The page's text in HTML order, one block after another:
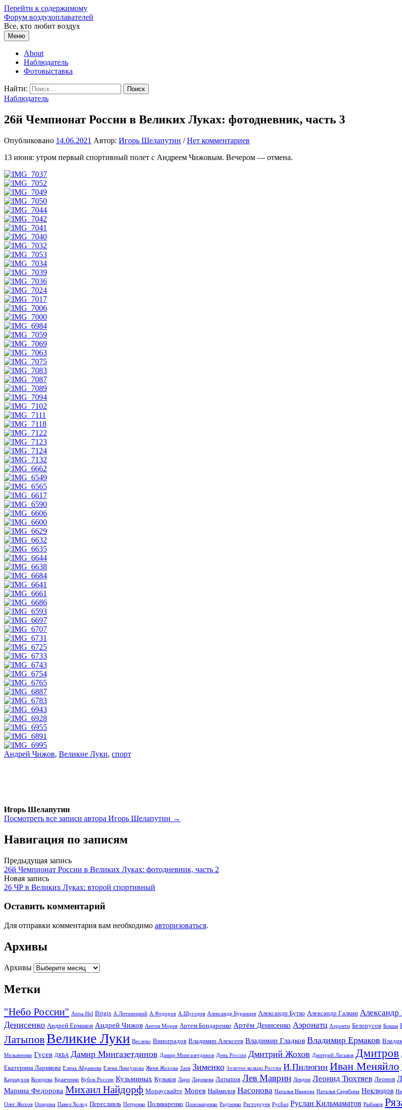
Перейти к содержимому
Форум воздухоплавателей
Все, кто любит воздух
Меню
About
Наблюдатель
Фотовыставка
Найти:
Наблюдатель
26й Чемпионат России в Великих Луках: фотодневник, часть 3
Опубликовано 14.06.2021 Автор: Игорь Шелапутин /Нет комментариев
13 июня: утром первый спортивный полет с Андреем Чижовым. Вечером — отмена.
Андрей Чижов, Великие Луки, спорт
Игорь Шелапутин
Посмотреть все записи автора Игорь Шелапутин →
Навигация по записям
Предыдущая запись
26й Чемпионат России в Великих Луках: фотодневник, часть 2
Новая запись
26 ЧР в Великих Луках: второй спортивный
Оставить комментарий
Для отправки комментария вам необходимо авторизоваться.
Архивы
Архивы
Метки
"Небо России" Anna Hel Brigis А.Литинецкий А.Федоров А.Щугорев Александр Буранцев Александр Бутко Александр Галкин
Денисенко Андрей Ермаков Андрей Чижов Антон Морев Артем Бондаренко Артём Денисенко Аэронатц Аэронтц Белорусов Бокша
ЛатыповВеликие Луки Веслево Виноградов Владимир Алексеев Владимир Гладков Владимир Ермаков
Мельяненко Гусев ДКБА Дамир Мингазетдинов Дамир Мингазетдинов День России Дмитрий Жохов Дмитрий Ласьков Дмитров
Екатерина Ларикова Елена Абрамова Елена Ликсунова Женя Жохова Заев Зименко Золотое кольцо России И.Пилюгин Иван Меняйло
Карнаухов Козорева Кравченко Кубок России Кузьминых Кульков Лари Ларикова Латыпов Лев Маврин Левдин Леонид Тюхтяев Леонов
Марина Федорова Михаил Найдорф Мораускайте Морев Наймилов Насонова Наталья Иванова Наталья Скрябина Неклюдов
Олег Жохов Опарина Павел Холод Переславль Петренко Поликаренко Пономаренко Радченко Расторгуев Русбал Руслан Кильмаматов Рыбаков